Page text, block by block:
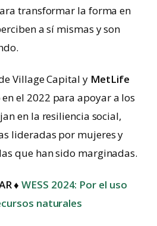
transformar la forma en
a sí mismas y son
Village Capital y MetLife
el 2022 para apoyar a los
en la resiliencia social,
lideradas por mujeres y
que han sido marginadas.
♦WESS 2024: Por el uso
naturales